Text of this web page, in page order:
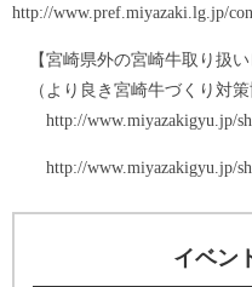
http://www.pref.miyazaki.lg.jp/
【宮崎県外の宮崎牛取り扱い
（より良き宮崎牛づくり対策
http://www.miyazakigyu.jp/
http://www.miyazakigyu.jp/
イベン